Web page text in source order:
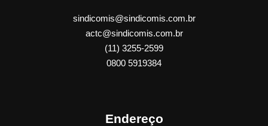
sindicomis@sindicomis.com.br
actc@sindicomis.com.br
(11) 3255-2599
0800 5919384
Endereço